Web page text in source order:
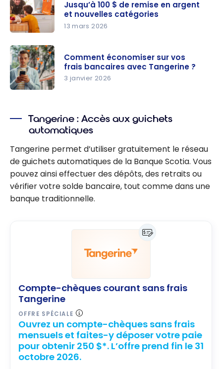
de 4,50 %
avec les
comptes
d’épargne
Tangerine
faut-il
choisir
cette
banque en
ligne au
Canada ?
crédit
Tangerine
2026 :
Jusqu’à
remise en
argent et
catégories
Jusqu’à 100 $ de remise en argent
et nouvelles catégories
13 mars 2026
r sur vos
bancaires
avec
Tangerine
?
Comment économiser sur vos
frais bancaires avec Tangerine ?
3 janvier 2026
Tangerine : Accès aux guichets
automatiques
Tangerine permet d’utiliser gratuitement le réseau
de guichets automatiques de la Banque Scotia. Vous
pouvez ainsi effectuer des dépôts, des retraits ou
vérifier votre solde bancaire, tout comme dans une
banque traditionnelle.
Compte-chèques courant sans frais
Tangerine
OFFRE SPÉCIALE
Ouvrez un compte-chèques sans frais
mensuels et faites-y déposer votre paie
pour obtenir 250 $*. L’offre prend fin le 31
octobre 2026.